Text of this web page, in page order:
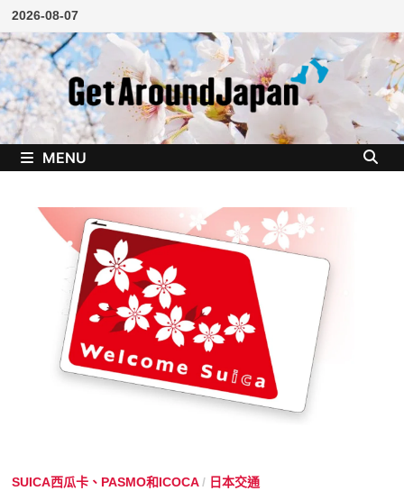
Skip
to
content
2026-08-07
MENU
SUICA西瓜卡、PASMO和ICOCA/ 日本交通